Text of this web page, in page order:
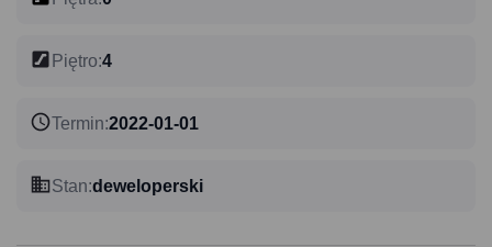
Piętro:4
Termin:2022-01-01
Stan:deweloperski